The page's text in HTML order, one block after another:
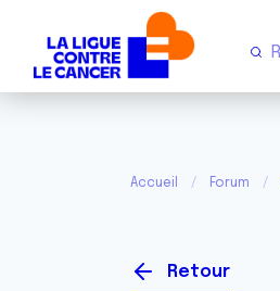
Accueil Forum
Retour